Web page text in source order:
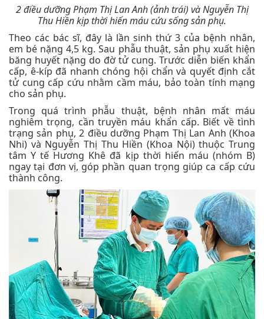
2 điều dưỡng Phạm Thị Lan Anh (ảnh trái) và Nguyễn Thị
Thu Hiền kịp thời hiến máu cứu sống sản phụ.
Theo các bác sĩ, đây là lần sinh thứ 3 của bệnh nhân,
em bé nặng 4,5 kg. Sau phẫu thuật, sản phụ xuất hiện
băng huyết nặng do đờ tử cung. Trước diễn biến khẩn
cấp, ê-kíp đã nhanh chóng hội chẩn và quyết định cắt
tử cung cấp cứu nhằm cầm máu, bảo toàn tính mạng
cho sản phụ.
Trong quá trình phẫu thuật, bệnh nhân mất máu
nghiêm trọng, cần truyền máu khẩn cấp. Biết về tình
trạng sản phụ, 2 điều dưỡng Phạm Thị Lan Anh (Khoa
Nhi) và Nguyễn Thị Thu Hiền (Khoa Nội) thuộc Trung
tâm Y tế Hương Khê đã kịp thời hiến máu (nhóm B)
ngay tại đơn vị, góp phần quan trọng giúp ca cấp cứu
thành công.